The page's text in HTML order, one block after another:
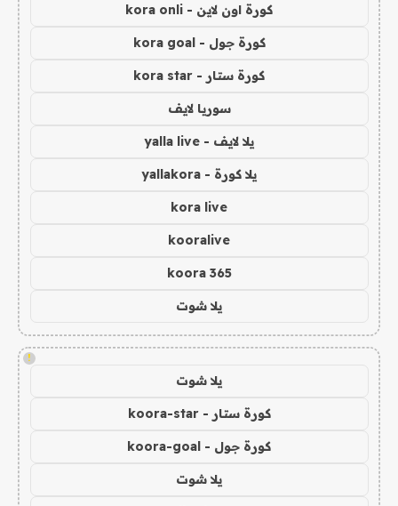
كورة اون لاين - kora onli
كورة جول - kora goal
كورة ستار - kora star
سوريا لايف
يلا لايف - yalla live
يلا كورة - yallakora
kora live
kooralive
koora 365
يلا شوت
!
يلا شوت
كورة ستار - koora-star
كورة جول - koora-goal
يلا شوت